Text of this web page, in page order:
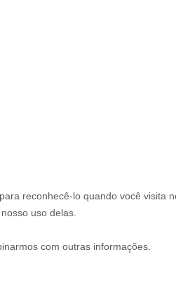
reconhecê-lo quando você visita
uso delas.
com outras informações.